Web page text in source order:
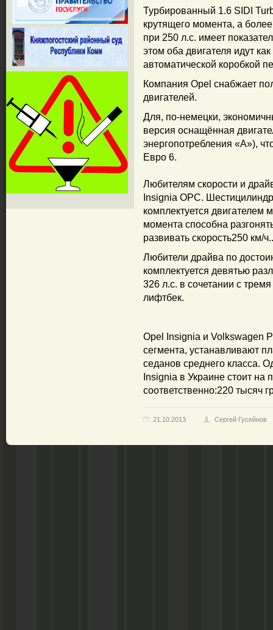
Турбированный 1.6 SIDI
крутящего момента, а
при 250 л.с. имеет
этом оба двигателя идут
автоматической коробкой
Компания Opel снабжает
двигателей.
Для, по-немецки,
версия оснащённая
энергопотребления «А»),
Евро 6.
Любителям скорости и
Insignia OPC.
комплектуется
момента способна
развивать скорость250 км/ч..
Любители драйва по
комплектуется девятью
326 л.с. в сочетании с
лифтбек.
Opel Insignia и Volkswagen
сегмента, устанавливают
седанов среднего класса.
Insignia в Украине стоит
соответственно:220 тысяч
21.10.2013 Сергей Гусейнов